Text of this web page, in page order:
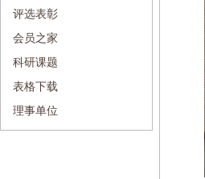
评选表彰
会员之家
科研课题
表格下载
理事单位